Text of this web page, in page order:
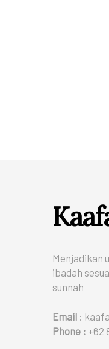
Menjadikan
ibadah
sunnah
Email :
Phone : +62